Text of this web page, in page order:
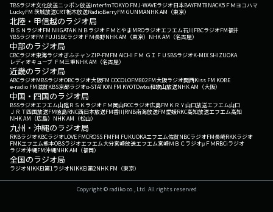
TBSラジオ文化放送ニッポン放送interfmTOKYO FMJ-WAVEラジオ日本BAYFM78NACK5 ＦＭヨコハマ
LuckyFM 茨城放送CRT栃木放送RadioBerryFM GUNMANHK AM（東京）
北陸・甲信越のラジオ局
ＢＳＮラジオFM NIIGATAＫＮＢラジオ ＦＭとやまMROラジオエフエム石川FBCラジオFM福井
YBSラジオFM FUJISBCラジオ ＦＭ長野NHK AM（東京） NHK AM（名古屋）
中部のラジオ局
CBCラジオ東海ラジオぎふチャンZIP-FMFM AICHI ＦＭ ＧＩＦＵ SBSラジオK-MIX SHIZUOKA
レディオキューブ ＦＭ三重NHK AM（名古屋）
近畿のラジオ局
ABCラジオMBSラジオOBCラジオ大阪FM COCOLOFM802FM大阪ラジオ関西Kiss FM KOBE
e-radio FM滋賀KBS京都ラジオα-STATION FM KYOTOwbs和歌山放送NHK AM（大阪）
中国・四国のラジオ局
BSSラジオエフエム山陰ＲＳＫラジオ ＦＭ岡山RCCラジオ広島FM ＫＲＹ山口放送エフエム山口
ＪＲＴ四国放送FM徳島RNC西日本放送FM香川RNB南海放送FM愛媛RKC高知放送エフエム高知
NHK AM（広島） NHK AM（松山）
九州・沖縄のラジオ局
RKBラジオKBCラジオLOVE FMCROSS FMFM FUKUOKAエフエム佐賀NBCラジオFM長崎RKKラジオ
FMKエフエム熊本OBSラジオエフエム大分宮崎放送エフエム宮崎ＭＢＣラジオμＦＭRBCiラジオ
ラジオ沖縄FM沖縄NHK AM（福岡）
全国のラジオ局
ラジオNIKKEI第1ラジオNIKKEI第2NHK FM（東京）
Copyright © radiko co., Ltd. All rights reserved